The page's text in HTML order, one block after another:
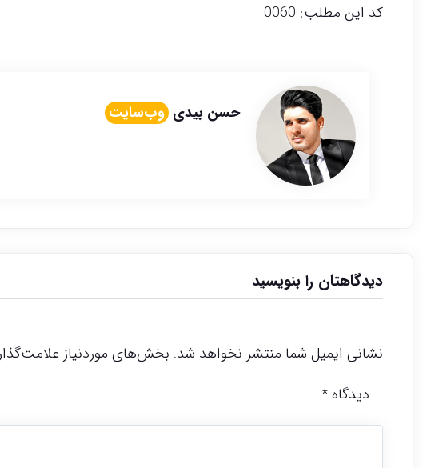
کد این مطلب: 0060
حسن بیدیوب‌سایت
دیدگاهتان را بنویسید
نشانی ایمیل شما منتشر نخواهد شد. بخش‌های موردنیاز
دیدگاه*